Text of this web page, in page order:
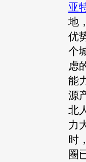
亚
地
优
个
虑
能
源
北
力
时
圈